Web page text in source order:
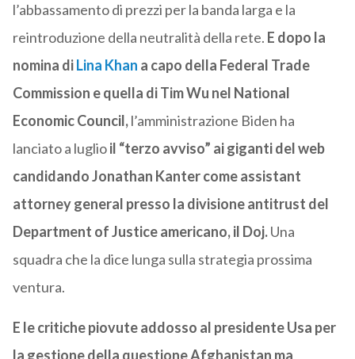
l’abbassamento di prezzi per la banda larga e la
reintroduzione della neutralità della rete. E dopo la
nomina diLina Khan a capo della Federal Trade
Commission e quella di Tim Wu nel National
Economic Council,l’amministrazione Biden ha
lanciato a luglioil “terzo avviso” ai giganti del web
candidando Jonathan Kanter come assistant
attorney general presso la divisione antitrust del
Department of Justice americano, il Doj.Una
squadra che la dice lunga sulla strategia prossima
ventura.
E le critiche piovute addosso al presidente Usa per
la gestione della questione Afghanistan ma